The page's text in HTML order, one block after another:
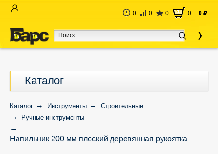
0 0 0 0 0 руб
Каталог
Каталог Инструменты
Строительные
Ручные инструменты
Напильник 200 мм плоский деревянная рукоятка